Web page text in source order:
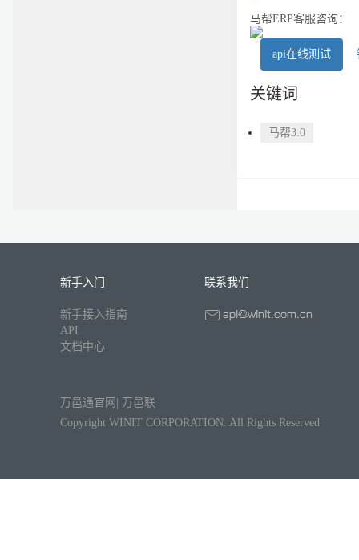
马帮ERP客服咨询：
api在线测试
关键词
马帮3.0
新手入门
新手接入指南
API
文档中心
联系我们
万邑通官网
万邑联
Copyright WINIT CORPORATION. All Rights Reserved